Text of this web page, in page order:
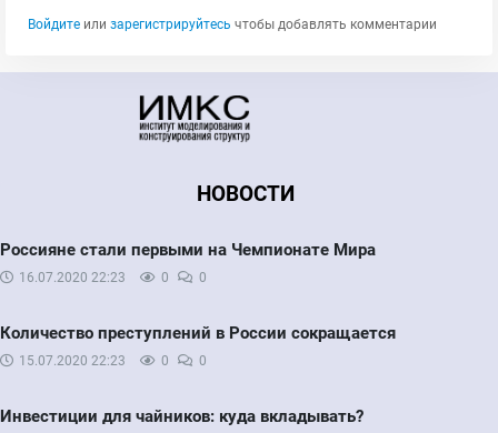
Войдите или зарегистрируйтесь чтобы добавлять комментарии
НОВОСТИ
Россияне стали первыми на Чемпионате Мира
16.07.2020 22:23 0 0
Количество преступлений в России сокращается
15.07.2020 22:23 0 0
Инвестиции для чайников: куда вкладывать?